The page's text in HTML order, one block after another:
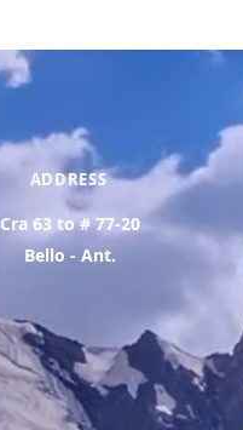
ADDRESS
Cra 63 to # 77-20
Bello - Ant.